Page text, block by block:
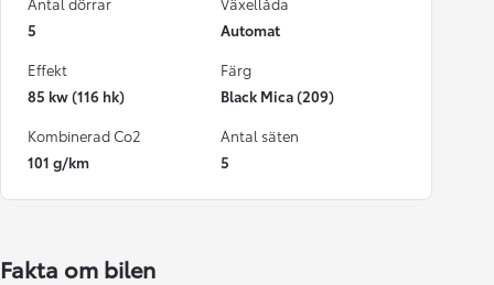
5
Automat
Effekt
85 kw (116 hk)
Färg
Black Mica (209)
Kombinerad Co2
101 g/km
Antal säten
5
Fakta om bilen